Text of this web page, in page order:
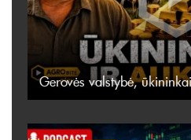
Gerovės valstybė,